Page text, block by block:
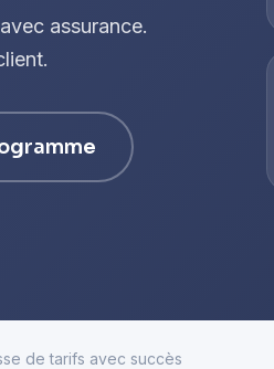
assurance.
de tarifs avec succès